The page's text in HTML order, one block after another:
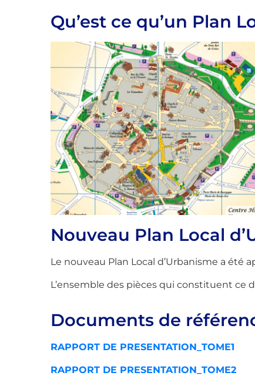
Qu’est ce qu’un Plan
Nouveau Plan Local
Le nouveau Plan Local d’Urbanisme a été
L’ensemble des pièces qui constituent ce
Documents de
RAPPORT DE PRESENTATION_TOME1
RAPPORT DE PRESENTATION_TOME2